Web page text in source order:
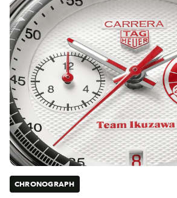
CHRONOGRAPH